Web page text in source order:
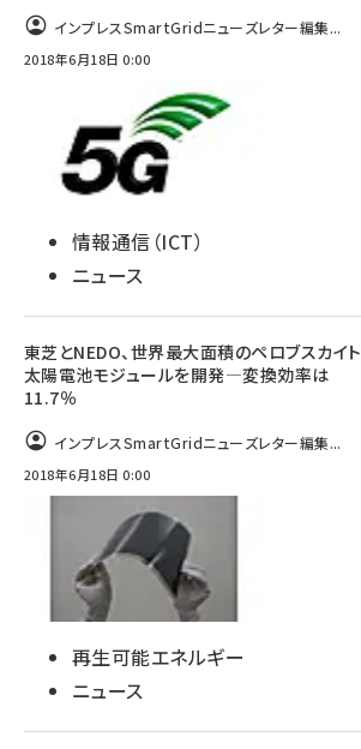
インプレスSmartGridニューズレター編集...
2018年6月18日 0:00
情報通信（ICT）
ニュース
東芝とNEDO、世界最大面積のペロブスカイト
太陽電池モジュールを開発―変換効率は
11.7％
インプレスSmartGridニューズレター編集...
2018年6月18日 0:00
再生可能エネルギー
ニュース